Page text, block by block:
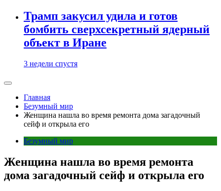
Трамп закусил удила и готов
бомбить сверхсекретный ядерный
объект в Иране
3 недели спустя
Главная
Безумный мир
Женщина нашла во время ремонта дома загадочный
сейф и открыла его
Безумный мир
Женщина нашла во время ремонта
дома загадочный сейф и открыла его